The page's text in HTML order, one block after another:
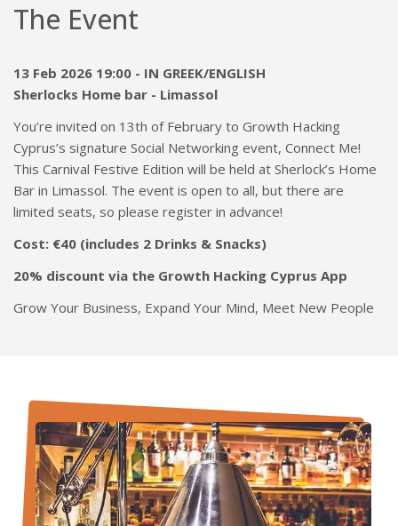
The Event
13 Feb 2026 19:00 - IN GREEK/ENGLISH
Sherlocks Home bar - Limassol
You’re invited on 13th of February to Growth Hacking
Cyprus’s signature Social Networking event, Connect Me!
This Carnival Festive Edition will be held at Sherlock’s Home
Bar in Limassol. The event is open to all, but there are
limited seats, so please register in advance!
Cost: €40 (includes 2 Drinks & Snacks)
20% discount via the Growth Hacking Cyprus App
Grow Your Business, Expand Your Mind, Meet New People